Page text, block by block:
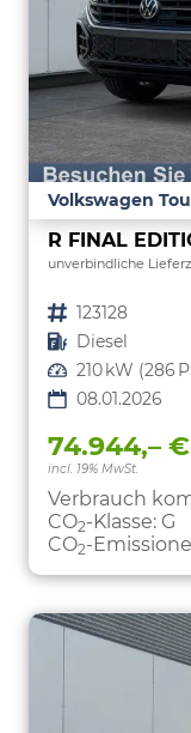
Volkswagen
unverbindliche
Fahrzeugnr. 123128
Kraftstoff Diesel
Leistung 210 kW (286
08.01.2026
74.944,– €
incl. 19% MwSt.
Verbrauch
CO2-Klasse: G
CO2-